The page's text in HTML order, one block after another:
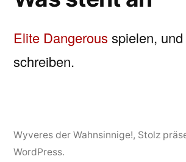
Elite Dangerous spielen,
schreiben.
Wyveres der Wahnsinnige!, Stolz
WordPress.